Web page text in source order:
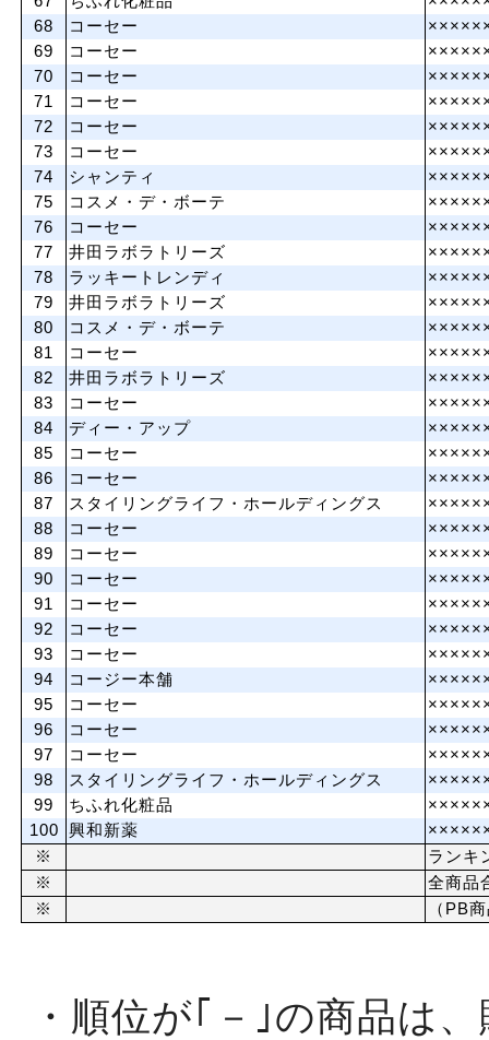
68
コーセー
69
コーセー
70
コーセー
71
コーセー
72
コーセー
73
コーセー
74
シャンティ
75
コスメ・デ・ボーテ
76
コーセー
77
井田ラボラトリーズ
78
ラッキートレンディ
79
井田ラボラトリーズ
80
コスメ・デ・ボーテ
81
コーセー
82
井田ラボラトリーズ
83
コーセー
84
ディー・アップ
85
コーセー
86
コーセー
87
スタイリングライフ・ホールディングス
88
コーセー
89
コーセー
90
コーセー
91
コーセー
92
コーセー
93
コーセー
94
コージー本舗
95
コーセー
96
コーセー
97
コーセー
98
スタイリングライフ・ホールディングス
99
ちふれ化粧品
100
興和新薬
※
ランキ
※
全商品
※
（PB
・順位が｢－｣の商品は